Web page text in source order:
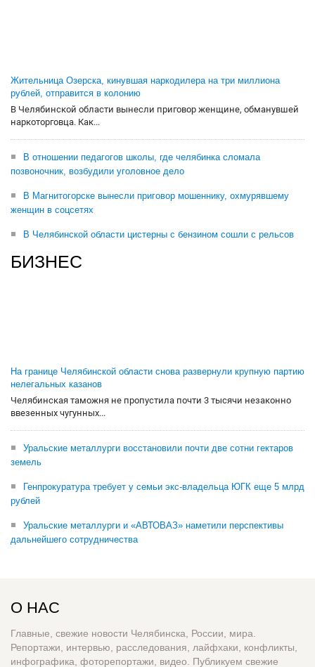
Жительница Озерска, кинувшая наркодилера на три миллиона
рублей, отправится в колонию
В Челябинской области вынесли приговор женщине, обманувшей
наркоторговца. Как...
В отношении педагогов школы, где челябинка сломала
позвоночник, возбудили уголовное дело
В Магнитогорске вынесли приговор мошеннику, охмурявшему
женщин в соцсетях
В Челябинской области цистерны с бензином сошли с рельсов
БИЗНЕС
На границе Челябинской области снова развернули крупную партию
нелегальных казанов
Челябинская таможня не пропустила почти 3 тысячи незаконно
ввезенных чугунных...
Уральские металлурги восстановили почти две сотни гектаров
земель
Генпрокуратура требует у семьи экс-владельца ЮГК еще 5 млрд
рублей
Уральские металлурги и «АВТОВАЗ» наметили перспективы
дальнейшего сотрудничества
О НАС
Главные, свежие новости Челябинска, России, мира.
Репортажи, интервью, расследования, лайфхаки, конфликты,
инфографика, фоторепортажи, видео. Публикуем свежие